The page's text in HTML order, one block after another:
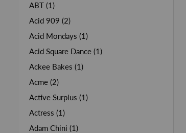
ABT (1)
Acid 909 (2)
Acid Mondays (1)
Acid Square Dance (1)
Ackee Bakes (1)
Acme (2)
Active Surplus (1)
Actress (1)
Adam Chini (1)